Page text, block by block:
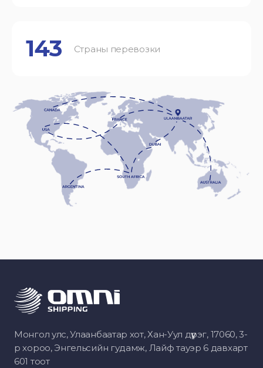
143 Страны перевозки
Монгол улс, Улаанбаатар хот, Хан-Уул дүүрэг, 17060, 3-
р хороо, Энгельсийн гудамж, Лайф тауэр 6 давхарт
601 тоот